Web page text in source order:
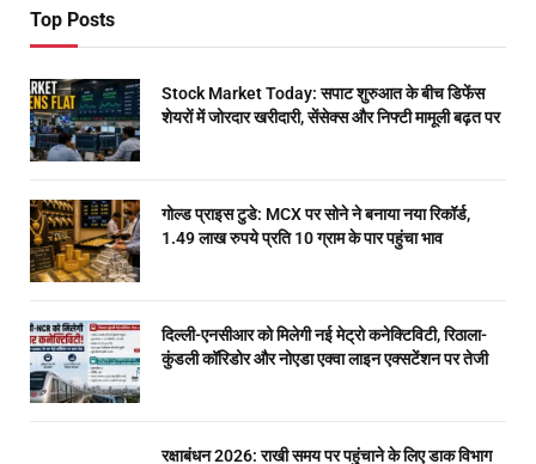
Top Posts
Stock Market Today: सपाट शुरुआत के बीच डिफेंस
शेयरों में जोरदार खरीदारी, सेंसेक्स और निफ्टी मामूली बढ़त पर
गोल्ड प्राइस टुडे: MCX पर सोने ने बनाया नया रिकॉर्ड,
1.49 लाख रुपये प्रति 10 ग्राम के पार पहुंचा भाव
दिल्ली-एनसीआर को मिलेगी नई मेट्रो कनेक्टिविटी, रिठाला-
कुंडली कॉरिडोर और नोएडा एक्वा लाइन एक्सटेंशन पर तेजी
रक्षाबंधन 2026: राखी समय पर पहुंचाने के लिए डाक विभाग